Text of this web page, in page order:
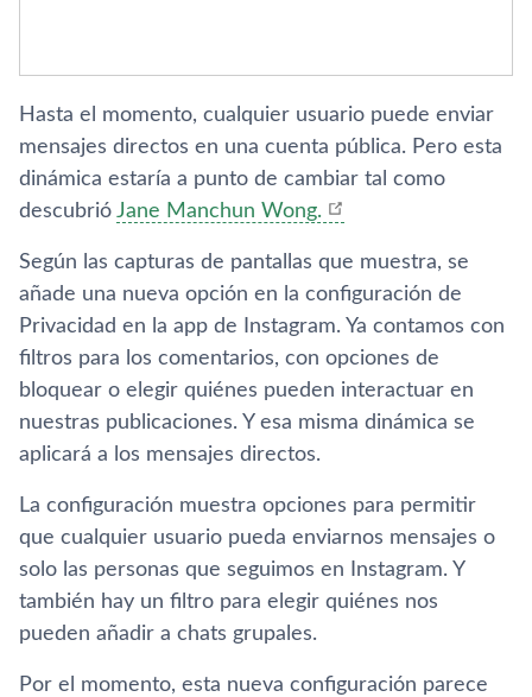
Hasta el momento, cualquier usuario puede enviar
mensajes directos en una cuenta pública. Pero esta
dinámica estaría a punto de cambiar tal como
descubrió Jane Manchun Wong.
Según las capturas de pantallas que muestra, se
añade una nueva opción en la configuración de
Privacidad en la app de Instagram. Ya contamos con
filtros para los comentarios, con opciones de
bloquear o elegir quiénes pueden interactuar en
nuestras publicaciones. Y esa misma dinámica se
aplicará a los mensajes directos.
La configuración muestra opciones para permitir
que cualquier usuario pueda enviarnos mensajes o
solo las personas que seguimos en Instagram. Y
también hay un filtro para elegir quiénes nos
pueden añadir a chats grupales.
Por el momento, esta nueva configuración parece